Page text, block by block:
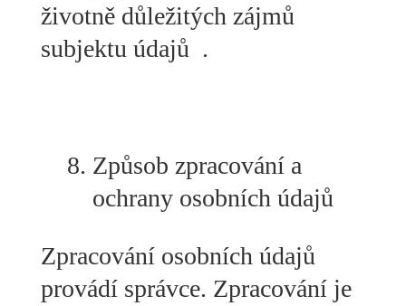
životně důležitých zájmů
subjektu údajů .
Způsob zpracování a
ochrany osobních údajů
Zpracování osobních údajů
provádí správce. Zpracování je